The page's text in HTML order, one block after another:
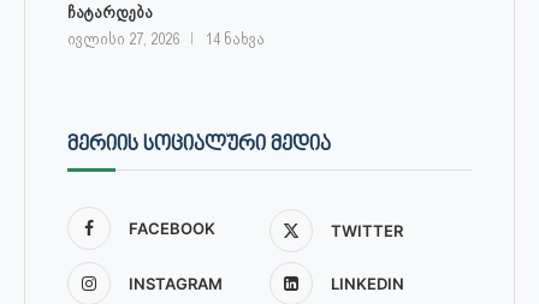
ჩატარდება
ივლისი 27, 2026 14 ნახვა
ᲛᲔᲠᲘᲘᲡ ᲡᲝᲪᲘᲐᲚᲣᲠᲘ ᲛᲔᲓᲘᲐ
FACEBOOK TWITTER
INSTAGRAM LINKEDIN